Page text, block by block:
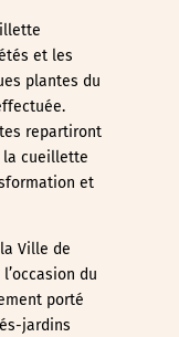
et les
plantes du
repartiront
la cueillette
et
Ville de
du
porté
jardins